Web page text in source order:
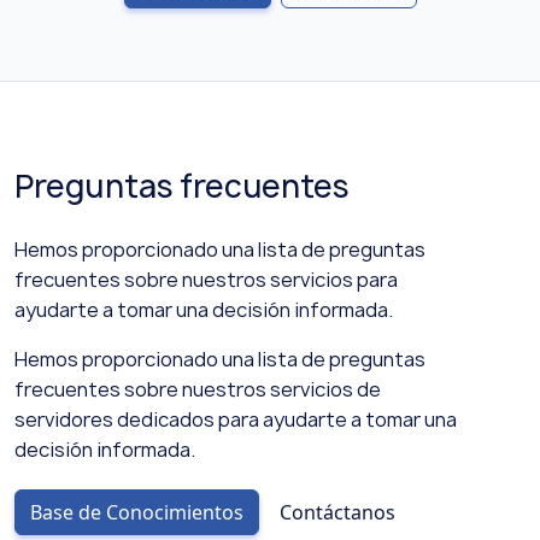
Preguntas frecuentes
Hemos proporcionado una lista de preguntas
frecuentes sobre nuestros servicios para
ayudarte a tomar una decisión informada.
Hemos proporcionado una lista de preguntas
frecuentes sobre nuestros servicios de
servidores dedicados para ayudarte a tomar una
decisión informada.
Base de Conocimientos Contáctanos